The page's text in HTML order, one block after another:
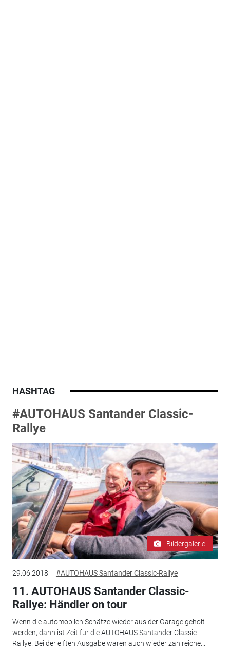
HASHTAG
#AUTOHAUS Santander Classic-
Rallye
Bildergalerie
29.06.2018 #AUTOHAUS Santander Classic-Rallye
11. AUTOHAUS Santander Classic-
Rallye: Händler on tour
Wenn die automobilen Schätze wieder aus der Garage geholt
werden, dann ist Zeit für die AUTOHAUS Santander Classic-
Rallye. Bei der elften Ausgabe waren auch wieder zahlreiche...